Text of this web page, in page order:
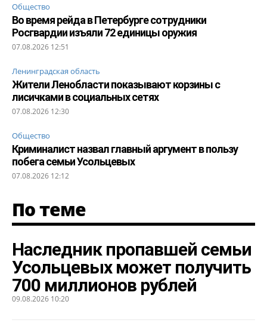
Общество
Во время рейда в Петербурге сотрудники
Росгвардии изъяли 72 единицы оружия
07.08.2026 12:51
Ленинградская область
Жители Ленобласти показывают корзины с
лисичками в социальных сетях
07.08.2026 12:30
Общество
Криминалист назвал главный аргумент в пользу
побега семьи Усольцевых
07.08.2026 12:12
По теме
Наследник пропавшей семьи
Усольцевых может получить
700 миллионов рублей
09.08.2026 10:20